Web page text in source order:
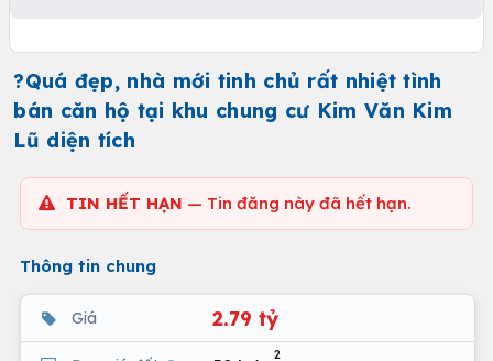
?Quá đẹp, nhà mới tinh chủ rất nhiệt tình
bán căn hộ tại khu chung cư Kim Văn Kim
Lũ diện tích
TIN HẾT HẠN — Tin đăng này đã hết hạn.
Thông tin chung
Giá 2.79 tỷ
2